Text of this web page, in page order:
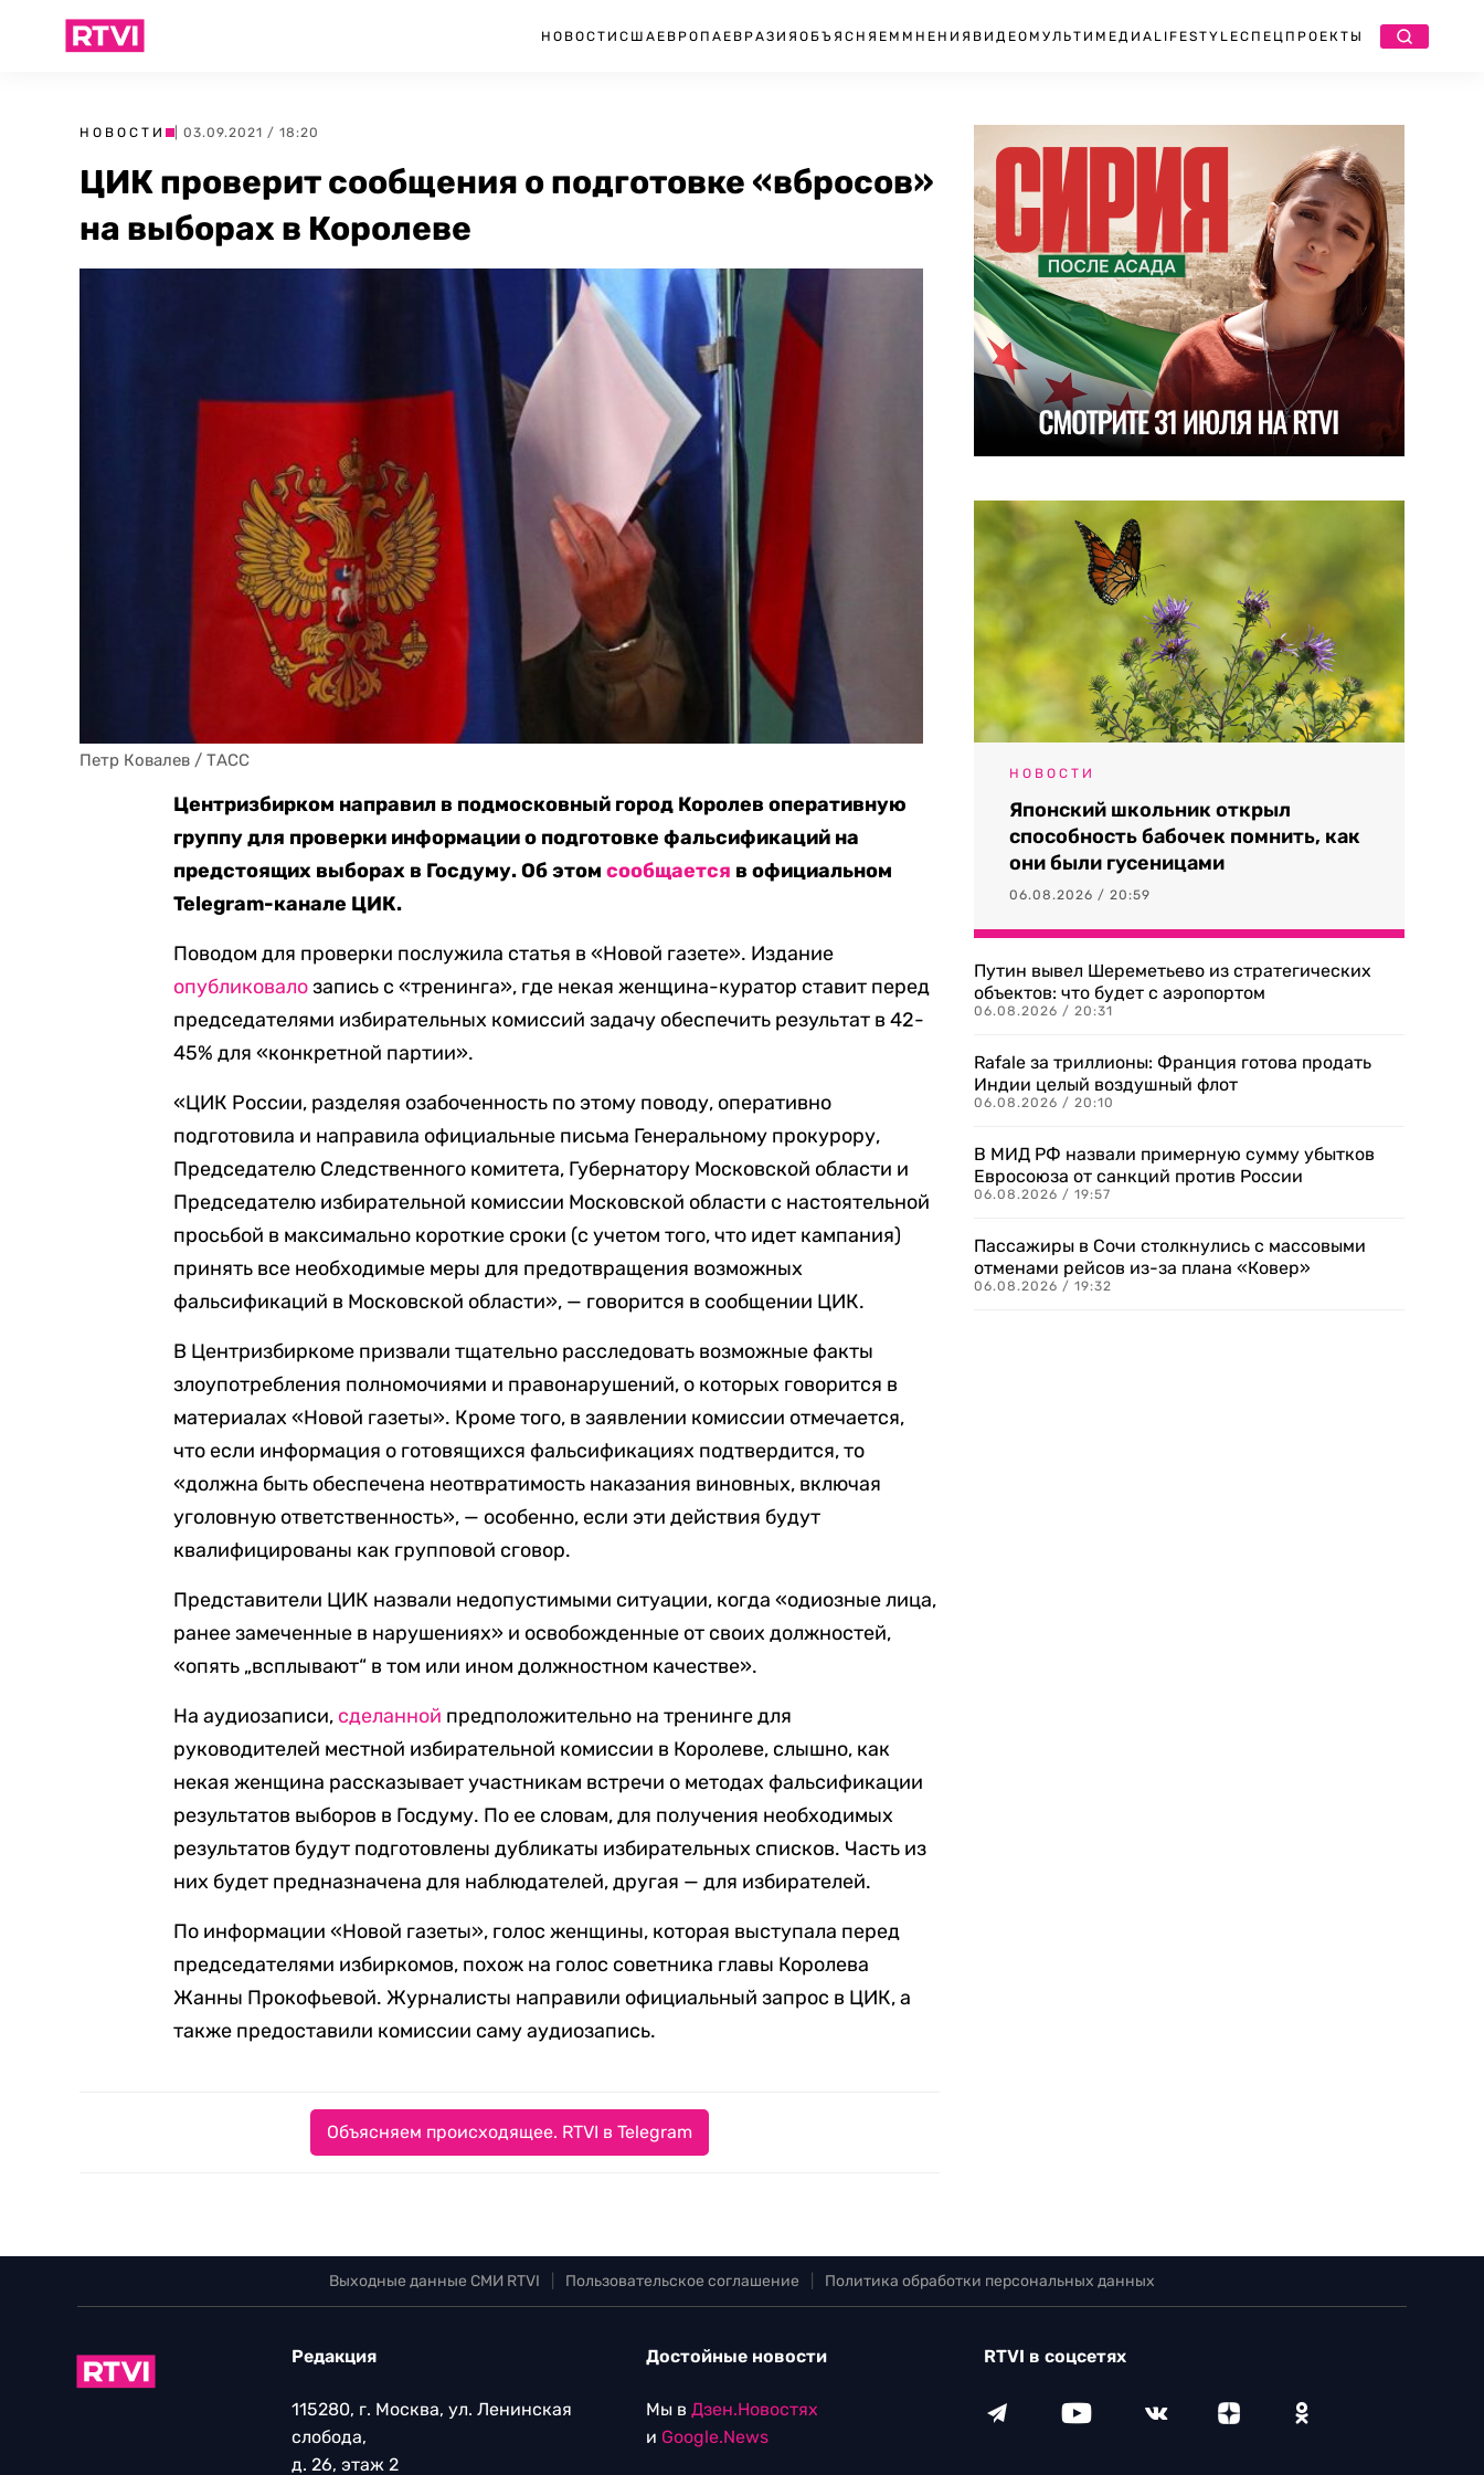
НОВОСТИ США ЕВРОПА ЕВРАЗИЯ ОБЪЯСНЯЕМ МНЕНИЯ ВИДЕО МУЛЬТИМЕДИА LIFESTYLEСПЕЦПРОЕКТЫ
НОВОСТИ | 03.09.2021 / 18:20
ЦИК проверит сообщения о подготовке «вбросов»
на выборах в Королеве
Петр Ковалев / ТАСС
Центризбирком направил в подмосковный город Королев оперативную
группу для проверки информации о подготовке фальсификаций на
предстоящих выборах в Госдуму. Об этомсообщается в официальном
Telegram-канале ЦИК.
Поводом для проверки послужила статья в «Новой газете». Издание
опубликовалозапись с «тренинга», где некая женщина-куратор ставит перед
председателями избирательных комиссий задачу обеспечить результат в 42-
45% для «конкретной партии».
«ЦИК России, разделяя озабоченность по этому поводу, оперативно
подготовила и направила официальные письма Генеральному прокурору,
Председателю Следственного комитета, Губернатору Московской области и
Председателю избирательной комиссии Московской области с настоятельной
просьбой в максимально короткие сроки (с учетом того, что идет кампания)
принять все необходимые меры для предотвращения возможных
фальсификаций в Московской области», — говорится в сообщении ЦИК.
В Центризбиркоме призвали тщательно расследовать возможные факты
злоупотребления полномочиями и правонарушений, о которых говорится в
материалах «Новой газеты». Кроме того, в заявлении комиссии отмечается,
что если информация о готовящихся фальсификациях подтвердится, то
«должна быть обеспечена неотвратимость наказания виновных, включая
уголовную ответственность», — особенно, если эти действия будут
квалифицированы как групповой сговор.
Представители ЦИК назвали недопустимыми ситуации, когда «одиозные лица,
ранее замеченные в нарушениях» и освобожденные от своих должностей,
«опять „всплывают“ в том или ином должностном качестве».
На аудиозаписи, сделанной предположительно на тренинге для
руководителей местной избирательной комиссии в Королеве, слышно, как
некая женщина рассказывает участникам встречи о методах фальсификации
результатов выборов в Госдуму. По ее словам, для получения необходимых
результатов будут подготовлены дубликаты избирательных списков. Часть из
них будет предназначена для наблюдателей, другая — для избирателей.
По информации «Новой газеты», голос женщины, которая выступала перед
председателями избиркомов, похож на голос советника главы Королева
Жанны Прокофьевой. Журналисты направили официальный запрос в ЦИК, а
также предоставили комиссии саму аудиозапись.
Объясняем происходящее. RTVI в Telegram
НОВОСТИ
Японский школьник открыл
способность бабочек помнить, как
они были гусеницами
06.08.2026 / 20:59
Путин вывел Шереметьево из стратегических
объектов: что будет с аэропортом
06.08.2026 / 20:31
Rafale за триллионы: Франция готова продать
Индии целый воздушный флот
06.08.2026 / 20:10
В МИД РФ назвали примерную сумму убытков
Евросоюза от санкций против России
06.08.2026 / 19:57
Пассажиры в Сочи столкнулись с массовыми
отменами рейсов из-за плана «Ковер»
06.08.2026 / 19:32
Выходные данные СМИ RTVI Пользовательское соглашение Политика обработки персональных данных
Редакция
115280, г. Москва, ул. Ленинская
слобода,
д. 26, этаж 2
Достойные новости
Мы в Дзен.Новостях
и Google.News
RTVI в соцсетях